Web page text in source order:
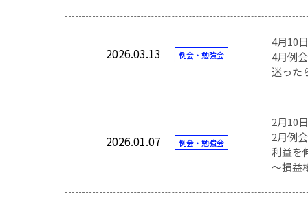
2026.03.13 例会・勉強会
4月10
4月例会
迷った
2026.01.07 例会・勉強会
2月10
2月例会
利益を
～損益